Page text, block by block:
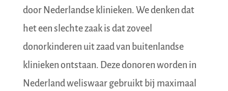
door Nederlandse klinieken. We denken dat
het een slechte zaak is dat zoveel
donorkinderen uit zaad van buitenlandse
klinieken ontstaan. Deze donoren worden in
Nederland weliswaar gebruikt bij maximaal